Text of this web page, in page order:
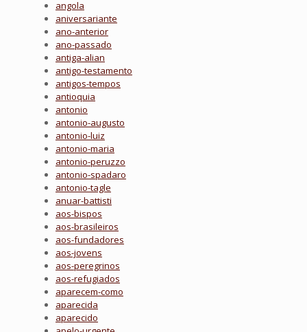
angola
aniversariante
ano-anterior
ano-passado
antiga-alian
antigo-testamento
antigos-tempos
antioquia
antonio
antonio-augusto
antonio-luiz
antonio-maria
antonio-peruzzo
antonio-spadaro
antonio-tagle
anuar-battisti
aos-bispos
aos-brasileiros
aos-fundadores
aos-jovens
aos-peregrinos
aos-refugiados
aparecem-como
aparecida
aparecido